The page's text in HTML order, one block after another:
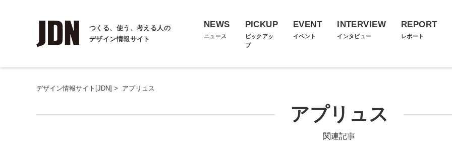
つくる、使う、考える人の
デザイン情報サイト
NEWS
ニュース
PICKUP
ピックアッ
プ
EVENT
イベント
INTERVIEW
インタビュー
REPORT
レポート
デザイン情報サイト[JDN] > アプリュス
アプリュス
関連記事